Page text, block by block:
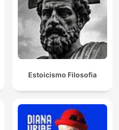
Estoicismo Filosofia